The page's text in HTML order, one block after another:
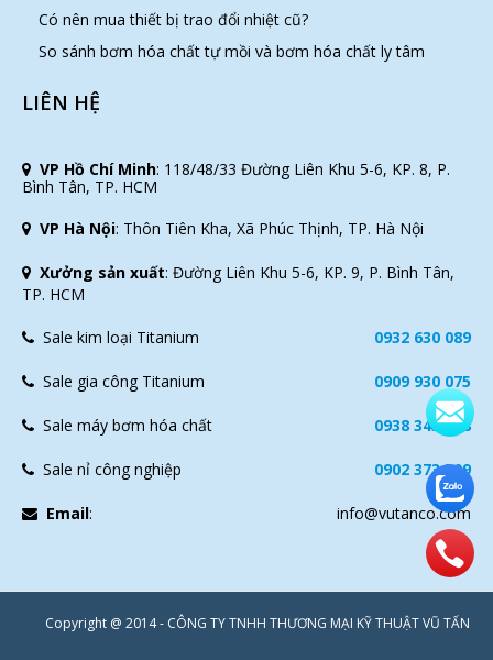
Có nên mua thiết bị trao đổi nhiệt cũ?
So sánh bơm hóa chất tự mồi và bơm hóa chất ly tâm
LIÊN HỆ
VP Hồ Chí Minh: 118/48/33 Đường Liên Khu 5-6, KP. 8, P.
Bình Tân, TP. HCM
VP Hà Nội: Thôn Tiên Kha, Xã Phúc Thịnh, TP. Hà Nội
Xưởng sản xuất: Đường Liên Khu 5-6, KP. 9, P. Bình Tân,
TP. HCM
Sale kim loại Titanium 0932 630 089
Sale gia công Titanium 0909 930 075
Sale máy bơm hóa chất 0938 343 118
Sale nỉ công nghiệp 0902 373 509
Email: info@vutanco.com
Copyright @ 2014 - CÔNG TY TNHH THƯƠNG MẠI KỸ THUẬT VŨ TẤN